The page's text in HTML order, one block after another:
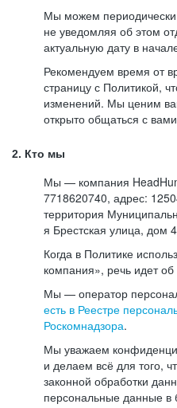
Мы можем периодически
не уведомляя об этом
актуальную дату в
Рекомендуем время от
страницу с Политикой,
изменений. Мы ценим
открыто общаться с
2. Кто мы
Мы — компания
7718620740, адрес:
территория
я Брестская улица, дом
Когда в Политике
компания», речь идет
Мы — оператор
есть в Реестре
Роскомнадзора.
Мы уважаем
и делаем всё для того,
законной обработки
персональные данные в